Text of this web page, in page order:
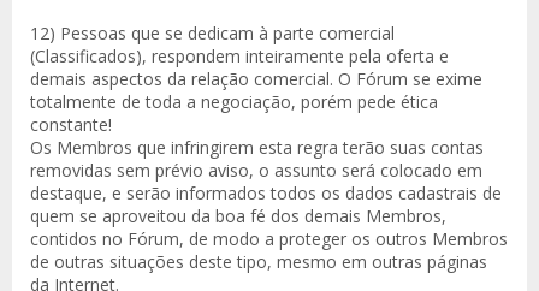
12) Pessoas que se dedicam à parte comercial
(Classificados), respondem inteiramente pela oferta e
demais aspectos da relação comercial. O Fórum se exime
totalmente de toda a negociação, porém pede ética
constante!
Os Membros que infringirem esta regra terão suas contas
removidas sem prévio aviso, o assunto será colocado em
destaque, e serão informados todos os dados cadastrais de
quem se aproveitou da boa fé dos demais Membros,
contidos no Fórum, de modo a proteger os outros Membros
de outras situações deste tipo, mesmo em outras páginas
da Internet.